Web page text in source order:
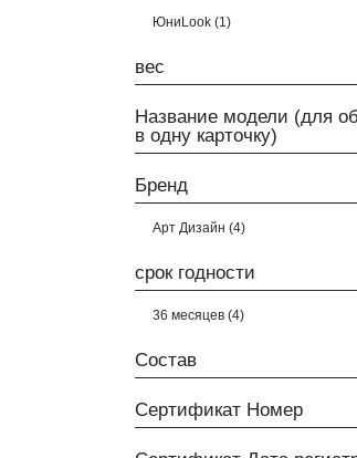
ЮниLook (1)
вес
Название модели (для
в одну карточку)
Бренд
Арт Дизайн (4)
срок годности
36 месяцев (4)
Состав
Сертификат Номер